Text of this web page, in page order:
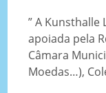
” A
apoiada pela
Câmara
Moedas…),